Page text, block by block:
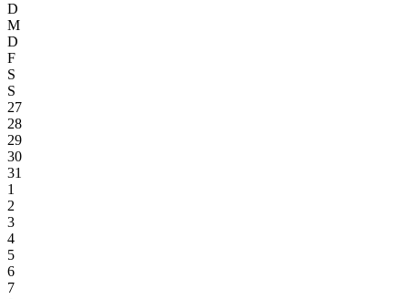
D
M
D
F
S
S
27
28
29
30
31
1
2
3
4
5
6
7